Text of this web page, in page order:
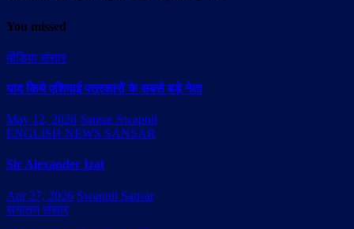
You missed
मीडिया संसार
याद किये एशियाई पत्रकारों के सबसे बड़े नेता
May 12, 2026 Sansar Swapnil
ENGLISH NEWS SANSAR
Sir Alexander Izat
Apr 27, 2026 Swapnil Sansar
सनातन संसार